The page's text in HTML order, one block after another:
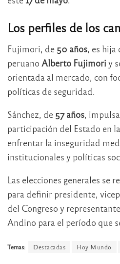
Los perfiles de los
Fujimori, de 50 años, es hija
peruano Alberto Fujimori y
orientada al mercado, con
políticas de seguridad.
Sánchez, de 57 años,
participación del Estado en
enfrentar la inseguridad
institucionales y políticas
Las elecciones generales se
para definir presidente,
del Congreso y
Andino para el período que
Temas: Destacadas Hoy Mundo